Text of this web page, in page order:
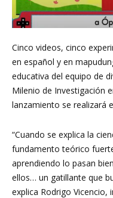
Cinco videos, cinco
en español y en
educativa del equipo de
Milenio de Investigación
lanzamiento se realizará
“Cuando se explica la
fundamento teórico
aprendiendo lo pasan
ellos… un gatillante que
explica Rodrigo